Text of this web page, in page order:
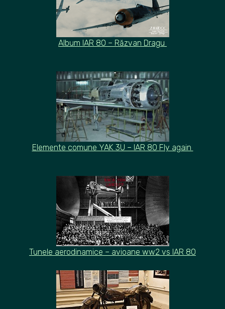
Album IAR 80 – Răzvan Dragu
Elemente comune YAK 3U – IAR 80 Fly again
Tunele aerodinamice – avioane ww2 vs IAR 80